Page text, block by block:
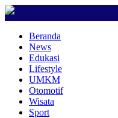
Beranda
News
Edukasi
Lifestyle
UMKM
Otomotif
Wisata
Sport